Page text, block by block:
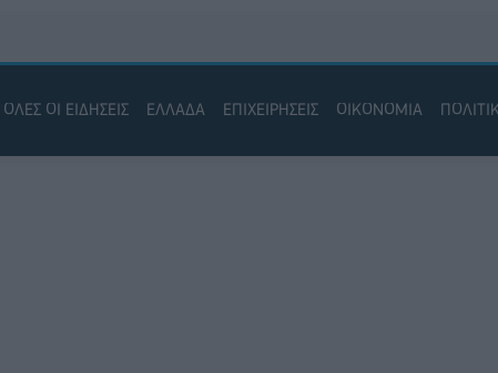
ΟΛΕΣ ΟΙ ΕΙΔΗΣΕΙΣ ΕΛΛΑΔΑ ΕΠΙΧΕΙΡΗΣΕΙΣ ΟΙΚΟΝΟΜΙΑ